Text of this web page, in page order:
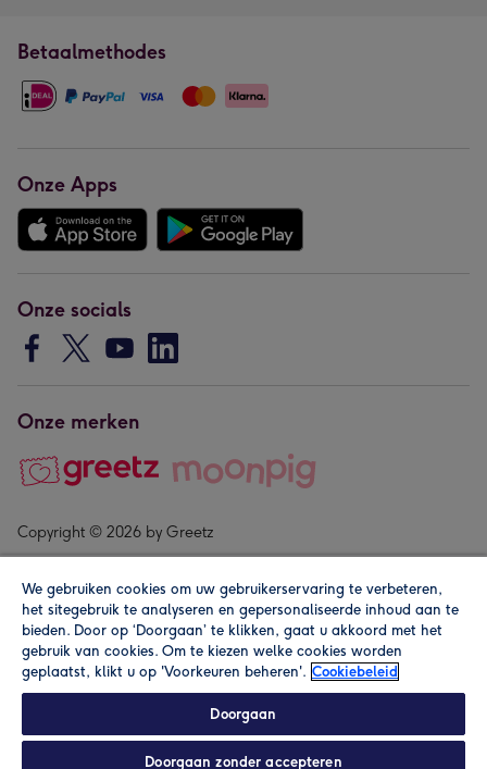
Betaalmethodes
Onze Apps
Onze socials
Onze merken
Copyright © 2026 by Greetz
Alle prijzen zijn inclusief btw en andere heffingen. Lees de
We gebruiken cookies om uw gebruikerservaring te verbeteren,
het sitegebruik te analyseren en gepersonaliseerde inhoud aan te
bieden. Door op ‘Doorgaan’ te klikken, gaat u akkoord met het
gebruik van cookies. Om te kiezen welke cookies worden
geplaatst, klikt u op 'Voorkeuren beheren'. Cookiebeleid
Doorgaan
Doorgaan zonder accepteren